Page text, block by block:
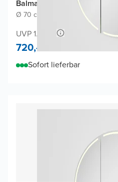
Balmani Mara Spiegelschrank
Ø 70 cm Schwarz Matt|Rund
UVP 1.360,-
720,-
Sofort lieferbar